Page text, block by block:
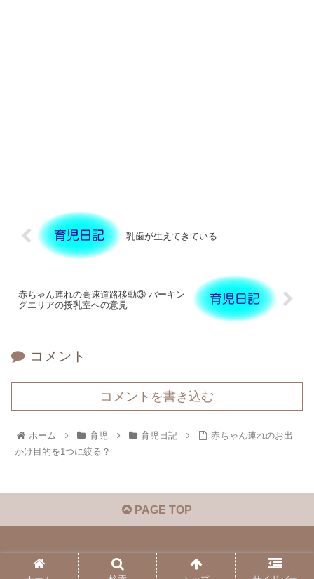
乳歯が生えてきている
赤ちゃん連れの高速道路移動③ パーキン
グエリアの授乳室への意見
コメント
コメントを書き込む
ホーム 育児 育児日記
赤ちゃん連れのお出
かけ目的を1つに絞る？
PAGE TOP
© 2019 手抜き家事マンのラク家事ブログ.